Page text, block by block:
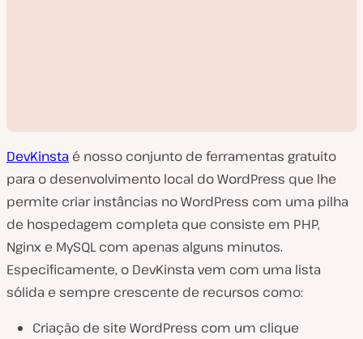
e
r
d
i
DevKinsta é nosso conjunto de ferramentas gratuito
para o desenvolvimento local do WordPress que lhe
permite criar instâncias no WordPress com uma pilha
de hospedagem completa que consiste em PHP,
Nginx e MySQL com apenas alguns minutos.
Especificamente, o DevKinsta vem com uma lista
sólida e sempre crescente de recursos como:
Criação de site WordPress com um clique